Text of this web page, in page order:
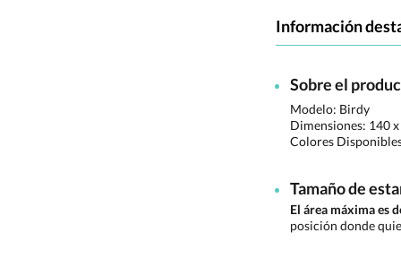
Información
Sobre el
Modelo: Birdy
Dimensiones: 140
Colores
Tamaño de
El área máxima es
posición donde